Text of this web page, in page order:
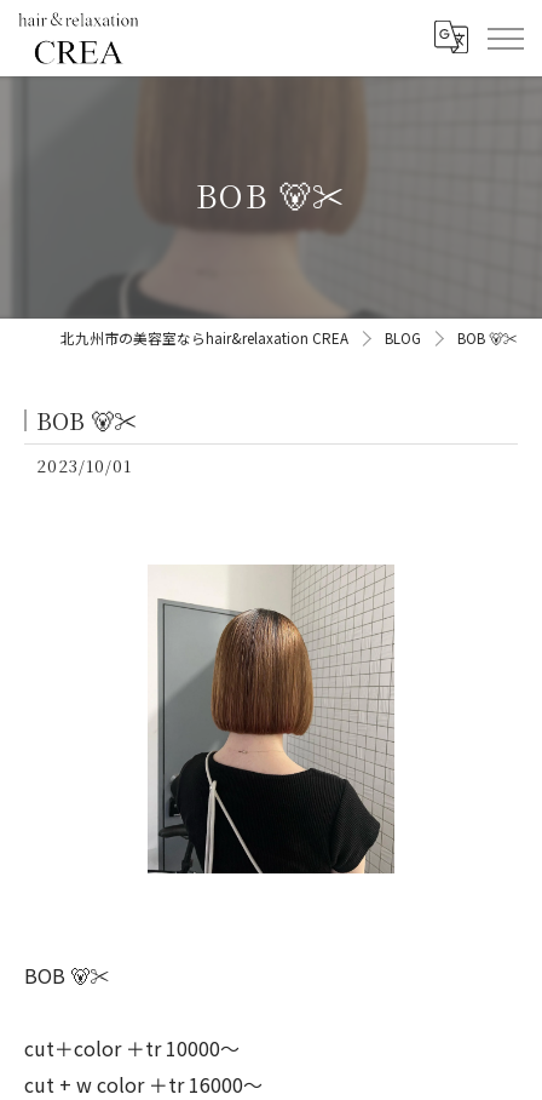
BOB 🐻✂︎
北九州市の美容室ならhair&relaxation CREA BLOG BOB 🐻✂︎
BOB 🐻✂︎
2023/10/01
BOB 🐻✂︎
cut＋color ＋tr 10000〜
cut + w color ＋tr 16000〜